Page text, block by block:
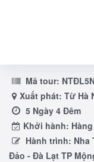
Mã tour:
Xuất phát: Từ Hà
5 Ngày 4 Đêm
Khởi hành:
Hành trình: Nha
Đảo - Đà Lạt TP